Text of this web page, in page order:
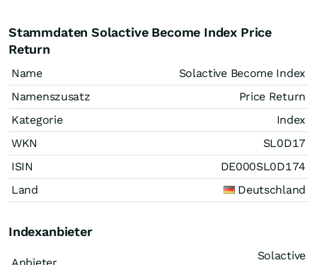
Stammdaten Solactive Become Index Price
Return
Name
Solactive Become Index
Namenszusatz
Price Return
Kategorie
Index
WKN
SL0D17
ISIN
DE000SL0D174
Land
Deutschland
Indexanbieter
Solactive